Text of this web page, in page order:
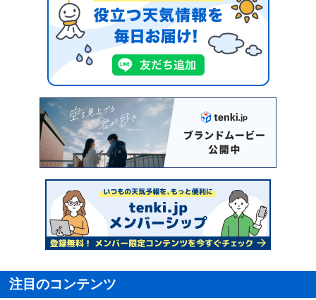
注目のコンテンツ